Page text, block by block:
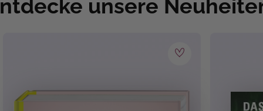
unsere